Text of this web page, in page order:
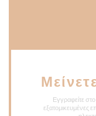
Εγγραφείτε
εξατομικευμένες